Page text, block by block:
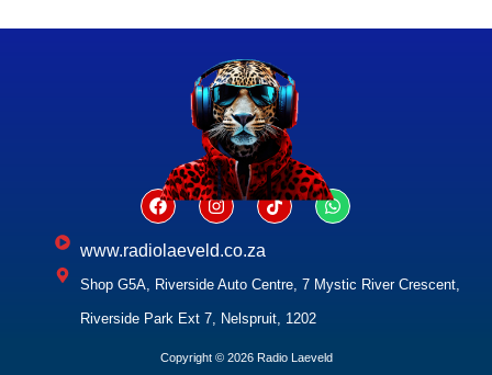
www.radiolaeveld.co.za
Shop G5A, Riverside Auto Centre, 7 Mystic River Crescent,
Riverside Park Ext 7, Nelspruit, 1202
Copyright © 2026 Radio Laeveld